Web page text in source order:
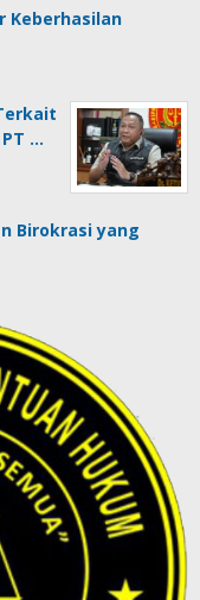
Keberhasilan
…
Birokrasi yang